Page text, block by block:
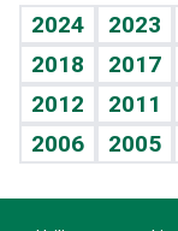
Vida y familia
Eñe
Celebrando la vida
Sin complejos
En pocas palabras
TBT Deportivo
Guía del dinero
Horóscopos
Crucigramas
2024 2023
2018
2017
2012
2011
2006
2005